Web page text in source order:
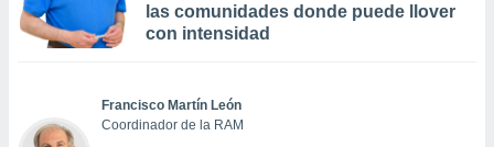
las comunidades donde puede llover
con intensidad
Francisco Martín León
Coordinador de la RAM